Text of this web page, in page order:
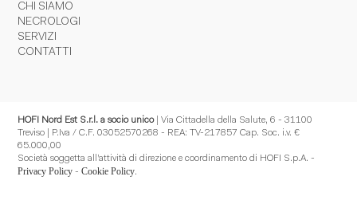
CHI SIAMO
NECROLOGI
SERVIZI
CONTATTI
HOFI Nord Est S.r.l. a socio unico| Via Cittadella della Salute, 6 - 31100
Treviso | P.Iva / C.F. 03052570268 - REA: TV-217857 Cap. Soc. i.v. €
65.000,00
Società soggetta all’attività di direzione e coordinamento di HOFI S.p.A. -
Privacy Policy -Cookie Policy.